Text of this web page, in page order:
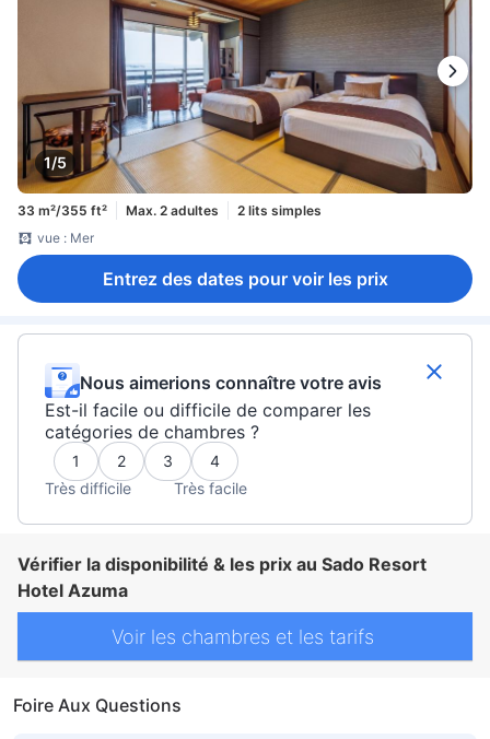
1/5
33 m²/355 ft² Max. 2 adultes
2 lits simples
vue : Mer
Entrez des dates pour voir les prix
Nous aimerions connaître votre avis
Est-il facile ou difficile de comparer les
catégories de chambres ?
1 2 3
4
Très difficile
Très facile
Vérifier la disponibilité & les prix au Sado Resort
Hotel Azuma
Voir les chambres et les tarifs
Foire Aux Questions